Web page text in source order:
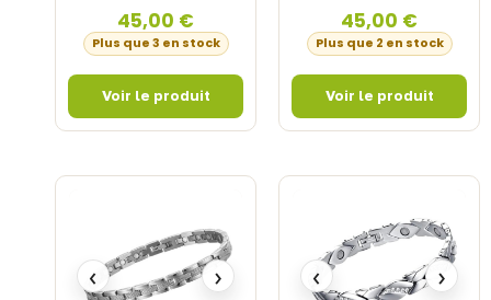
45,00 €
Plus que 3 en stock
45,00 €
Plus que 2 en stock
‹ › ‹ ›